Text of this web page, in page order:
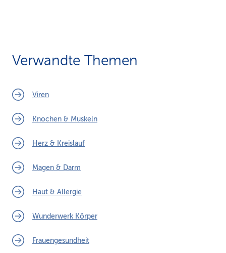
Verwandte Themen
Viren
Knochen & Muskeln
Herz & Kreislauf
Magen & Darm
Haut & Allergie
Wunderwerk Körper
Frauengesundheit